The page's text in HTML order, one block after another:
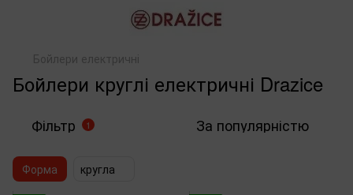
Бойлери електричні
Бойлери круглі електричні Drazice
Фільтр 1 За популярністю
Форма кругла